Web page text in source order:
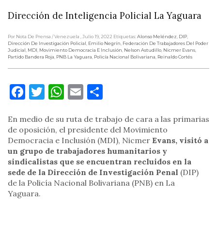
Dirección de Inteligencia Policial La Yaguara
Por Nota De Prensa / Venezuela , Julio 19, 2022 Etiquetas:Alonso Meléndez, DIP,
Dirección De Investigación Policial, Emilio Negrín, Federación De Trabajadores Del Poder
Judicial, MDI, Movimiento Democracia E Inclusión, Nelson Astudillo, Nicmer Evans,
Partido Bandera Roja, PNB La Yaguara, Policía Nacional Bolivariana, Reinaldo Cortés
Facebook
Twitter
WhatsApp
Email
En medio de su ruta de trabajo de cara a las primarias
de oposición, el presidente del Movimiento
Democracia e Inclusión (MDI), Nicmer Evans, visitó a
un grupo de trabajadores humanitarios y
sindicalistas que se encuentran recluidos en la
sede de la Dirección de Investigación Penal (DIP)
de la Policía Nacional Bolivariana (PNB) en La
Yaguara.